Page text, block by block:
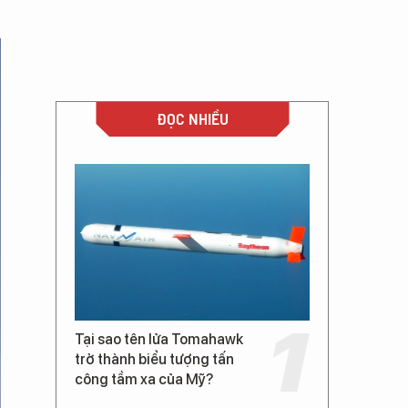
ĐỌC NHIỀU
Tại sao tên lửa Tomahawk
trở thành biểu tượng tấn
công tầm xa của Mỹ?